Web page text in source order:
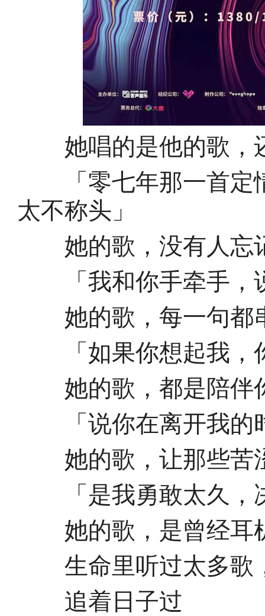
她唱的是他的歌，
「零七年那一首定
太不称头」
她的歌，没有人忘
「我和你手牵手，
她的歌，每一句都
「如果你想起我，
她的歌，都是陪伴
「说你在离开我的
她的歌，让那些苦
「是我勇敢太久，
她的歌，是曾经耳
生命里听过太多歌
追着日子过